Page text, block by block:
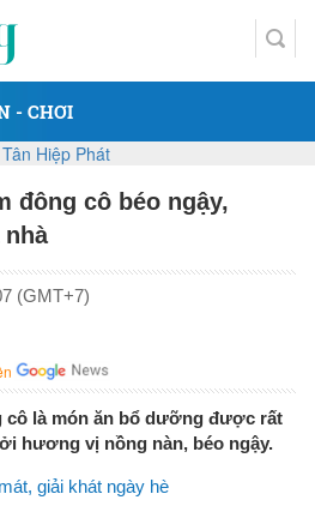
- CHƠI
đông cô béo ngậy,
(GMT+7)
cô là món ăn bổ dưỡng được rất
hương vị nồng nàn, béo ngậy.
giải khát ngày hè